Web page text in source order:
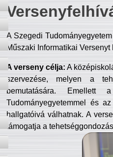
A Szegedi
Műszaki Informatikai
A verseny célja: A
szervezése, melyen a
bemutatására. Emellett
Tudományegyetemmel és
hallgatóivá válhatnak. A
támogatja a